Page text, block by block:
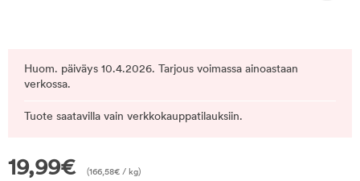
Huom. päiväys 10.4.2026. Tarjous voimassa ainoastaan
verkossa.
Tuote saatavilla vain verkkokauppatilauksiin.
19,99€ (166,58€ / kg)